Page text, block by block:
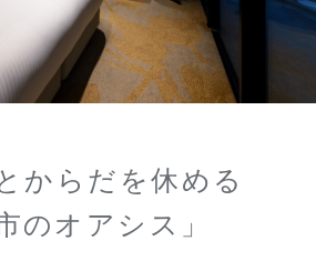
からだを休める
のオアシス」